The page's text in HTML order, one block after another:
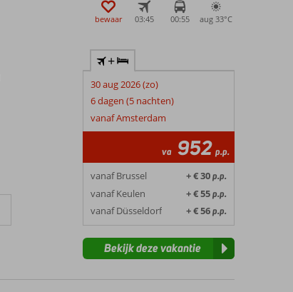
bewaar 03:45 00:55 aug 33°C
+
30 aug 2026 (zo)
6 dagen (5 nachten)
vanaf Amsterdam
va 952 p.p.
vanaf Brussel + € 30p.p.
vanaf Keulen + € 55p.p.
vanaf Düsseldorf + € 56p.p.
Bekijk deze vakantie